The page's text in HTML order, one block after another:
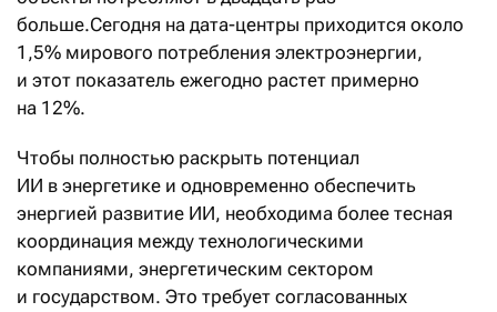
больше.Сегодня на дата-центры приходится около
1,5% мирового потребления электроэнергии,
и этот показатель ежегодно растет примерно
на 12%.
Чтобы полностью раскрыть потенциал
ИИ в энергетике и одновременно обеспечить
энергией развитие ИИ, необходима более тесная
координация между технологическими
компаниями, энергетическим сектором
и государством. Это требует согласованных